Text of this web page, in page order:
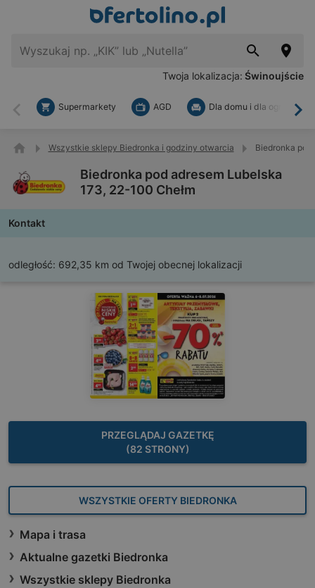
Twoja lokalizacja: Świnoujście
Wstecz
Supermarkety AGD Dla domu i dla ogrodu
Wszystkie sklepy Biedronka i godziny otwarcia Biedronka pod
Biedronka pod adresem Lubelska
173, 22-100 Chełm
Kontakt
odległość: 692,35 km od Twojej obecnej lokalizacji
PRZEGLĄDAJ GAZETKĘ
(82 STRONY)
WSZYSTKIE OFERTY BIEDRONKA
Mapa i trasa
Aktualne gazetki Biedronka
Wszystkie sklepy Biedronka